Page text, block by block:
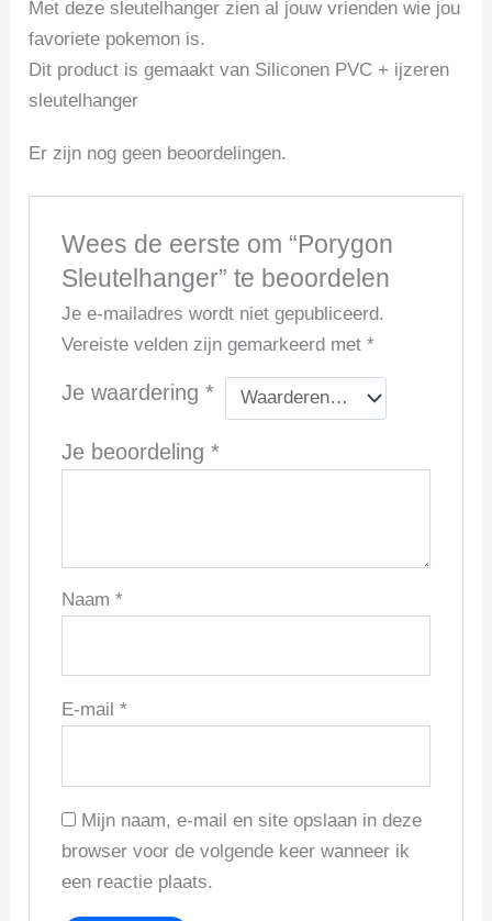
Met deze sleutelhanger zien al jouw vrienden wie jou
favoriete pokemon is.
Dit product is gemaakt van Siliconen PVC + ijzeren
sleutelhanger
Er zijn nog geen beoordelingen.
Wees de eerste om “Porygon
Sleutelhanger” te beoordelen
Je e-mailadres wordt niet gepubliceerd.
Vereiste velden zijn gemarkeerd met *
Je waardering *
Je beoordeling *
Naam *
E-mail *
Mijn naam, e-mail en site opslaan in deze
browser voor de volgende keer wanneer ik
een reactie plaats.